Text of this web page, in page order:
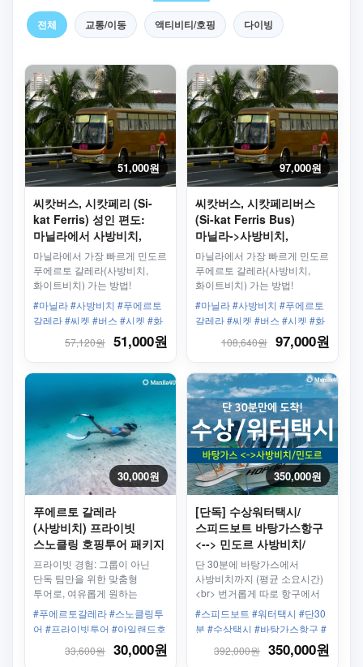
전체 교통/이동 액티비티/호핑 다이빙
51,000원
씨캇버스, 시캇페리 (Si-
kat Ferris) 성인 편도:
마닐라에서 사방비치,
화이트비치(푸에르토
칼레라)까지 한번에
마닐라에서 가장 빠르게 민도르
푸에르토 갈레라(사방비치,
화이트비치) 가는 방법!
#마닐라 #사방비치 #푸에르토
갈레라 #씨켓 #버스 #시켓 #화
57,120원 51,000원
97,000원
씨캇버스, 시캇페리버스
(Si-kat Ferris Bus)
마닐라->사방비치,
화이트비치(푸에르토
칼레라)까지 한번에
마닐라에서 가장 빠르게 민도르
푸에르토 갈레라(사방비치,
화이트비치) 가는 방법!
#마닐라 #사방비치 #푸에르토
갈레라 #씨켓 #버스 #시켓 #화
108,640원 97,000원
30,000원
푸에르토 갈레라
(사방비치) 프라이빗
스노클링 호핑투어 패키지
프라이빗 경험: 그룹이 아닌
단독 팀만을 위한 맞춤형
투어로, 여유롭게 원하는
속도로 즐길 수 있습니다.<br>
유연한 일정: 그룹과 조율할
필요 없이 나만의 속도로 해양
생태계를 탐험 가능<br> 개인
#푸에르토갈레라 #스노클링투
어 #프라이빗투어 #아일랜드호
핑 #비치어드벤처 #해양생물 #
산호정원 #가족여행추천 #커플
33,600원 30,000원
350,000원
[단독] 수상워터택시/
스피드보트 바탕가스항구
<--> 민도르 사방비치/
푸에르토갈레라
단 30분에 바탕가스에서
사방비치까지 (평균 소요시간)
<br> 번거롭게 따로 항구에서
사방비치까지 갈 필요
없습니다. 사방비치 항구 앞에
바로 하차!
#스피드보트 #워터택시 #단30
분 #수상택시 #바탕가스항구 #
버베라베항구 #사방비치가는법
392,000원 350,000원